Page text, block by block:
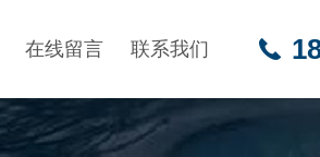
在线留言 联系我们